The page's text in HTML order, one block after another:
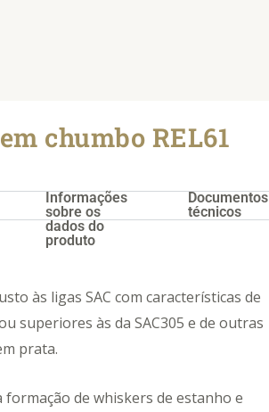
chumbo REL61
Informações
sobre os
dados do
produto
Documentos
técnicos
às ligas SAC com características de
superiores às da SAC305 e de outras
prata.
formação de whiskers de estanho e